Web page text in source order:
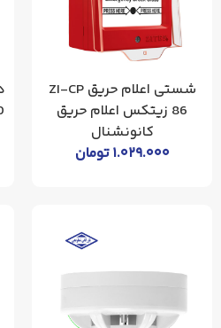
شستی اعلام حریق ZI-CP
86 زیتکس اعلام حریق
کانونشنال
۱.۰۲۹.۰۰۰تومان